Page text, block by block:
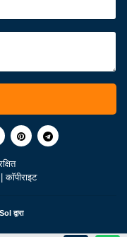
|कॉपीराइट
द्वारा